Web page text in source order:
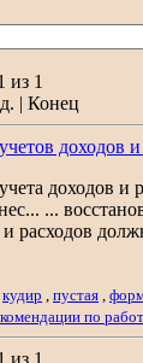
из 1
| Конец
доходов и
доходов и
...
и расходов
кудир пустая
по
из 1